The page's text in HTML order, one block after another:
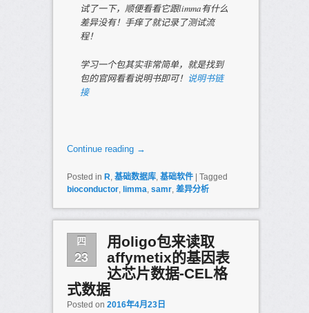
试了一下，顺便看看它跟limma有什么
差异没有！手痒了就记录了测试流
程！
学习一个包其实非常简单，就是找到
包的官网看看说明书即可！ 说明书链
接
Continue reading →
Posted in R 基础数据库, 基础软件 | Tagged
bioconductor, limma samr, 差异分析
四
23
用oligo包来读取
affymetix的基因表
达芯片数据-CEL格
式数据
Posted on 2016年4月23日